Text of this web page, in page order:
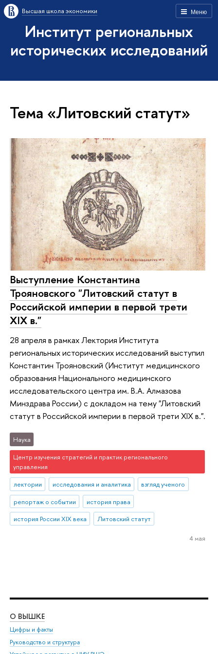
Меню
Высшая школа экономики
Институт региональных
исторических исследований
Тема «Литовский статут»
Выступление Константина
Трояновского "Литовский статут в
Российской империи в первой трети
XIX в."
28 апреля в рамках Лектория Института
региональных исторических исследований выступил
Константин Трояновский (Институт медицинского
образования Национального медицинского
исследовательского центра им. В.А. Алмазова
Минздрава России) с докладом на тему "Литовский
статут в Российской империи в первой трети XIX в.".
Наука
Центр изучения стратегий и практик регионального
управления
лектории
исследования и аналитика
взгляд ученого
репортаж о событии
история права
история России XIX века
Литовский статут
4 мая
О ВЫШКЕ
Цифры и факты
Руководство и структура